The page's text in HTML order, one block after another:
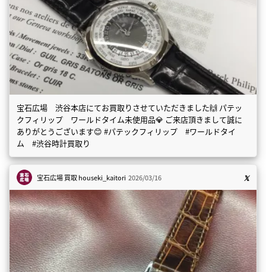
宝石広場 渋谷本店にてお買取りさせていただきました🙌 パテッ
クフィリップ ワールドタイム未使用品💎 ご来店頂きまして誠に
ありがとうございます😊 #パテックフィリップ #ワールドタイ
ム #渋谷時計買取り
宝石広場 買取houseki_kaitori 2026/03/16